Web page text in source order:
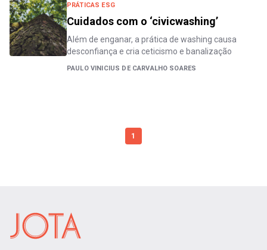
PRÁTICAS ESG
Cuidados com o ‘civicwashing’
Além de enganar, a prática de washing causa
desconfiança e cria ceticismo e banalização
PAULO VINICIUS DE CARVALHO SOARES
1